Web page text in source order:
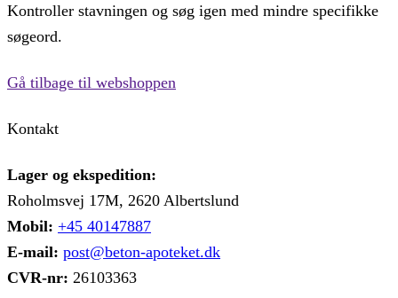
Kontroller stavningen og søg igen med mindre specifikke
søgeord.
Gå tilbage til webshoppen
Kontakt
Lager og ekspedition:
Roholmsvej 17M, 2620 Albertslund
Mobil: +45 40147887
E-mail: post@beton-apoteket.dk
CVR-nr: 26103363